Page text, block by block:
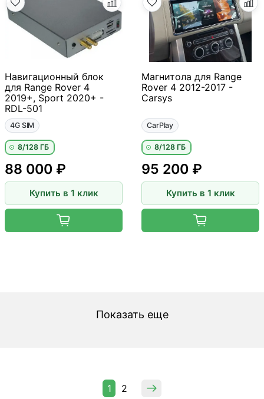
Навигационный блок
для Range Rover 4
2019+, Sport 2020+ -
RDL-501
4G SIM
8/128 ГБ
88 000 ₽
Купить в 1 клик
Магнитола для Range
Rover 4 2012-2017 -
Carsys
CarPlay
8/128 ГБ
95 200 ₽
Купить в 1 клик
Показать еще
1 2